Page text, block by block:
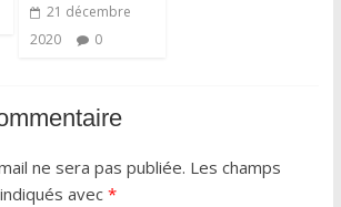
21 décembre
2020
0
ne sera pas publiée. Les champs
avec *